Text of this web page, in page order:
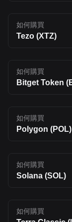
under one roof. If
for developers to
a more connected on-chain
Layer 2 space will
an interesting
infrastructure may
any of the
financial, or
consulted prior to
如何購買
Tezo (XTZ)
如何購買
Bitget Token
如何購買
Polygon (POL)
如何購買
Solana (SOL)
如何購買